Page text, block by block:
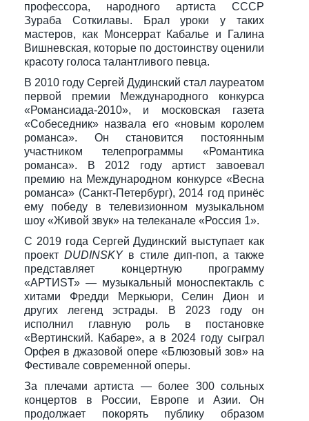
профессора, народного артиста СССР
Зураба Соткилавы. Брал уроки у таких
мастеров, как Монсеррат Кабалье и Галина
Вишневская, которые по достоинству оценили
красоту голоса талантливого певца.
В 2010 году Сергей Дудинский стал лауреатом
первой премии Международного конкурса
«Романсиада-2010», и московская газета
«Собеседник» назвала его «новым королем
романса». Он становится постоянным
участником телепрограммы «Романтика
романса». В 2012 году артист завоевал
премию на Международном конкурсе «Весна
романса» (Санкт-Петербург), 2014 год принёс
ему победу в телевизионном музыкальном
шоу «Живой звук» на телеканале «Россия 1».
С 2019 года Сергей Дудинский выступает как
проект DUDINSKYв стиле дип-поп, а также
представляет концертную программу
«АРТИSТ» — музыкальный моноспектакль с
хитами Фредди Меркьюри, Селин Дион и
других легенд эстрады. В 2023 году он
исполнил главную роль в постановке
«Вертинский. Кабаре», а в 2024 году сыграл
Орфея в джазовой опере «Блюзовый зов» на
Фестивале современной оперы.
За плечами артиста — более 300 сольных
концертов в России, Европе и Азии. Он
продолжает покорять публику образом